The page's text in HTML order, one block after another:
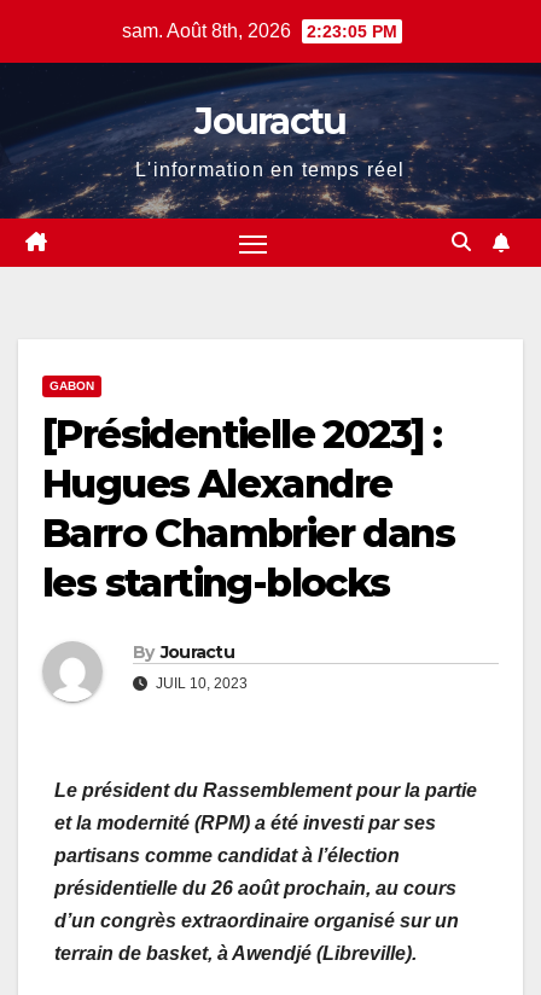
sam. Août 8th, 2026 2:23:06 PM
Jouractu
L'information en temps réel
GABON
[Présidentielle 2023] :
Hugues Alexandre
Barro Chambrier dans
les starting-blocks
By Jouractu
JUIL 10, 2023
Le président du Rassemblement pour la partie
et la modernité (RPM) a été investi par ses
partisans comme candidat à l’élection
présidentielle du 26 août prochain, au cours
d’un congrès extraordinaire organisé sur un
terrain de basket, à Awendjé (Libreville).